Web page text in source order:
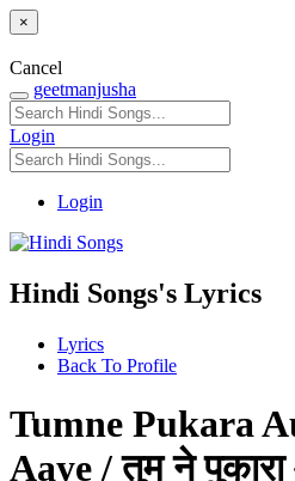
×
Cancel
geetmanjusha
Login
Login
Hindi Songs's Lyrics
Lyrics
Back To Profile
Tumne Pukara
Aaye / तुम ने